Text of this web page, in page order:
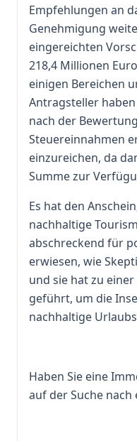
Empfehlungen an
Genehmigung
eingereichten
218,4 Millionen
einigen Bereichen
Antragsteller
nach der
Steuereinnahmen
einzureichen, da
Summe zur
Es hat den
nachhaltige
abschreckend für
erwiesen, wie
und sie hat zu
geführt, um die
nachhaltige
Haben Sie eine
auf der Suche